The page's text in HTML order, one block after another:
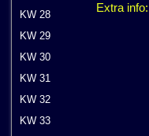
KW 28
KW 29
KW 30
KW 31
KW 32
KW 33
Extra info: